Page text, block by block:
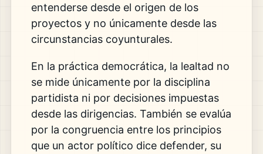
entenderse desde el origen de los
proyectos y no únicamente desde las
circunstancias coyunturales.
En la práctica democrática, la lealtad no
se mide únicamente por la disciplina
partidista ni por decisiones impuestas
desde las dirigencias. También se evalúa
por la congruencia entre los principios
que un actor político dice defender, su